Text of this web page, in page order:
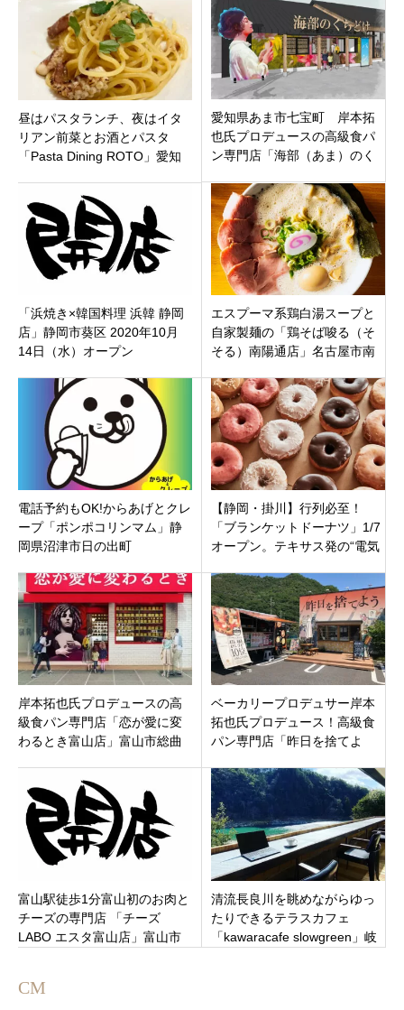
昼はパスタランチ、夜はイタ
リアン前菜とお酒とパスタ
「Pasta Dining ROTO」愛知
愛知県あま市七宝町 岸本拓
也氏プロデュースの高級食パ
ン専門店「海部（あま）のく
グランドオープンです。
「浜焼き×韓国料理 浜韓 静岡
店」静岡市葵区 2020年10月
14日（水）オープン
エスプーマ系鶏白湯スープと
自家製麺の「鶏そば唆る（そ
そる）南陽通店」名古屋市南
内に9月22日オープン
電話予約もOK!からあげとクレ
ープ「ポンポコリンマム」静
岡県沼津市日の出町
【静岡・掛川】行列必至！
「ブランケットドーナツ」1/7
オープン。テキサス発の“電気
感とは
岸本拓也氏プロデュースの高
級食パン専門店「恋が愛に変
わるとき富山店」富山市総曲
ベーカリープロデュサー岸本
拓也氏プロデュース！高級食
パン専門店「昨日を捨てよ
富山駅徒歩1分富山初のお肉と
チーズの専門店 「チーズ
LABO エスタ富山店」富山市
清流長良川を眺めながらゆっ
たりできるテラスカフェ
「kawaracafe slowgreen」岐
CM